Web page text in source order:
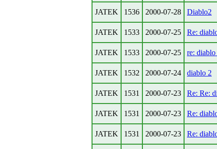
JATEK 1536 2000-07-28 Diablo2
JATEK 1533 2000-07-25 Re:
JATEK 1533 2000-07-25 re: diablo
JATEK 1532 2000-07-24 diablo 2
JATEK 1531 2000-07-23 Re: Re:
JATEK 1531 2000-07-23 Re:
JATEK 1531 2000-07-23 Re: